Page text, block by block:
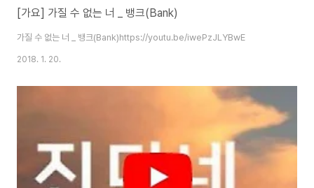
[가요] 가질 수 없는 너 _ 뱅크(Bank)
가질 수 없는 너 _ 뱅크(Bank)https://youtu.be/iwePzJLYBwE
2018. 1. 20.